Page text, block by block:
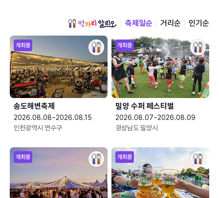
축제일순 거리순 인기순
개최중
송도해변축제
2026.08.08~2026.08.15
인천광역시 연수구
개최중
밀양 수퍼 페스티벌
2026.08.07~2026.08.09
경상남도 밀양시
개최중 개최중